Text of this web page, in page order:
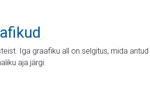
Iga graafiku all on selgitus, mida
aja järgi.